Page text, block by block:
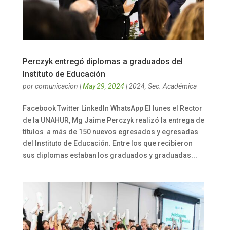
Perczyk entregó diplomas a graduados del
Instituto de Educación
porcomunicacion |May 29, 2024|2024, Sec. Académica
Facebook Twitter LinkedIn WhatsApp El lunes el Rector
de la UNAHUR, Mg Jaime Perczyk realizó la entrega de
títulos a más de 150 nuevos egresados y egresadas
del Instituto de Educación. Entre los que recibieron
sus diplomas estaban los graduados y graduadas...